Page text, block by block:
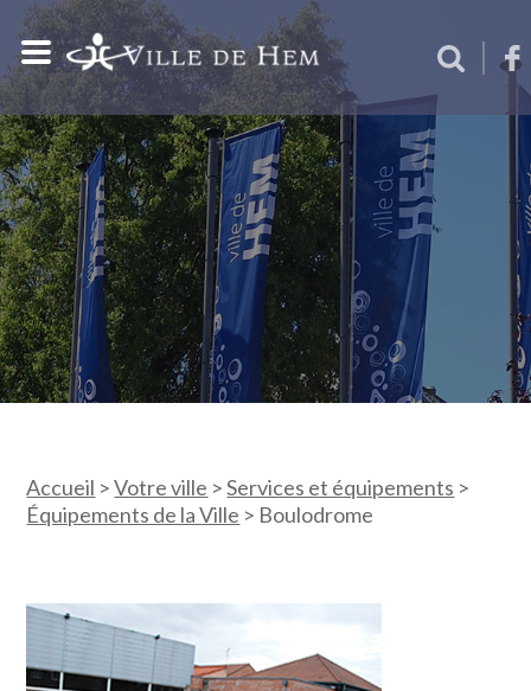
Accueil >Votre ville >Services et équipements >
Équipements de la Ville > Boulodrome